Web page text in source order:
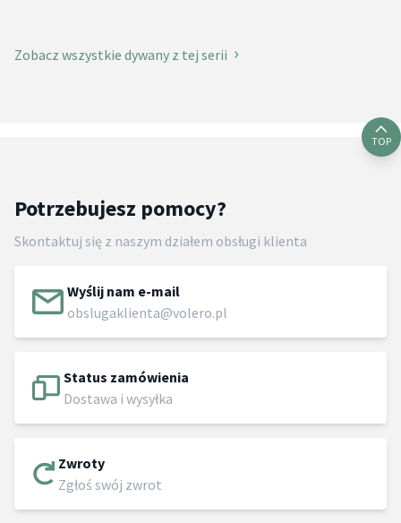
Zobacz wszystkie dywany z tej serii
TOP
Potrzebujesz pomocy?
Skontaktuj się z naszym działem obsługi klienta
Wyślij nam e-mail
obslugaklienta@volero.pl
Status zamówienia
Dostawa i wysyłka
Zwroty
Zgłoś swój zwrot